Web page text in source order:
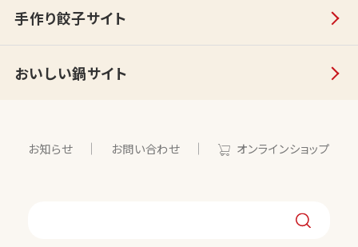
手作り餃子サイト
おいしい鍋サイト
お知らせ お問い合わせ オンラインショップ